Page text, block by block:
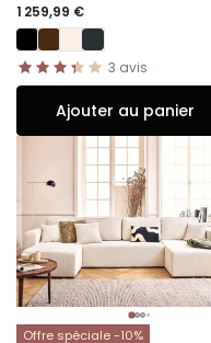
1 259,99 €
3 avis
Ajouter au panier
Offre spéciale -10%